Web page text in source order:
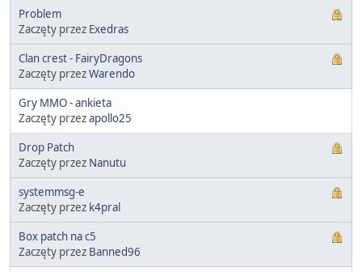
Problem
Zaczęty przez Exedras
Clan crest - FairyDragons
Zaczęty przezWarendo
Gry MMO - ankieta
Zaczęty przezapollo25
Drop Patch
Zaczęty przez Nanutu
systemmsg-e
Zaczęty przez k4pral
Box patch na c5
Zaczęty przez Banned96